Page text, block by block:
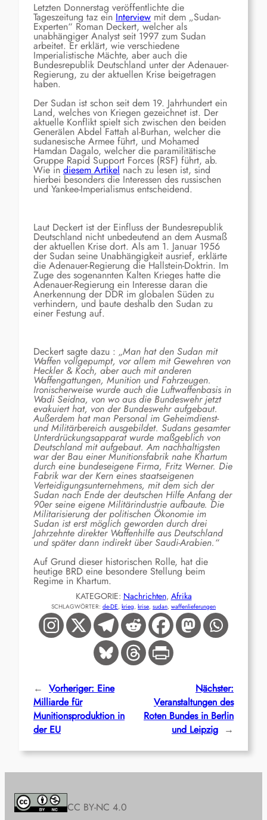
Letzten Donnerstag veröffentlichte die
Tageszeitung taz ein Interview mit dem „Sudan-
Experten“ Roman Deckert, welcher als
unabhängiger Analyst seit 1997 zum Sudan
arbeitet. Er erklärt, wie verschiedene
Imperialistische Mächte, aber auch die
Bundesrepublik Deutschland unter der Adenauer-
Regierung, zu der aktuellen Krise beigetragen
haben.
Der Sudan ist schon seit dem 19. Jahrhundert ein
Land, welches von Kriegen gezeichnet ist. Der
aktuelle Konflikt spielt sich zwischen den beiden
Generälen Abdel Fattah al-Burhan, welcher die
sudanesische Armee führt, und Mohamed
Hamdan Dagalo, welcher die paramilitätische
Gruppe Rapid Support Forces (RSF) führt, ab.
Wie in diesem Artikel nach zu lesen ist, sind
hierbei besonders die Interessen des russischen
und Yankee-Imperialismus entscheidend.
Laut Deckert ist der Einfluss der Bundesrepublik
Deutschland nicht unbedeutend an dem Ausmaß
der aktuellen Krise dort. Als am 1. Januar 1956
der Sudan seine Unabhängigkeit ausrief, erklärte
die Adenauer-Regierung die Hallstein-Doktrin. Im
Zuge des sogenannten Kalten Krieges hatte die
Adenauer-Regierung ein Interesse daran die
Anerkennung der DDR im globalen Süden zu
verhindern, und baute deshalb den Sudan zu
einer Festung auf.
Deckert sagte dazu : „Man hat den Sudan mit
Waffen vollgepumpt, vor allem mit Gewehren von
Heckler & Koch, aber auch mit anderen
Waffengattungen, Munition und Fahrzeugen.
Ironischerweise wurde auch die Luftwaffenbasis in
Wadi Seidna, von wo aus die Bundeswehr jetzt
evakuiert hat, von der Bundeswehr aufgebaut.
Außerdem hat man Personal im Geheimdienst-
und Militärbereich ausgebildet. Sudans gesamter
Unterdrückungsapparat wurde maßgeblich von
Deutschland mit aufgebaut. Am nachhaltigsten
war der Bau einer Munitionsfabrik nahe Khartum
durch eine bundeseigene Firma, Fritz Werner. Die
Fabrik war der Kern eines staatseigenen
Verteidigungsunternehmens, mit dem sich der
Sudan nach Ende der deutschen Hilfe Anfang der
90er seine eigene Militärindustrie aufbaute. Die
Militarisierung der politischen Ökonomie im
Sudan ist erst möglich geworden durch drei
Jahrzehnte direkter Waffenhilfe aus Deutschland
und später dann indirekt über Saudi-Arabien.“
Auf Grund dieser historischen Rolle, hat die
heutige BRD eine besondere Stellung beim
Regime in Khartum.
KATEGORIE: Nachrichten, Afrika
SCHLAGWÖRTER: de-DE, krieg, krise, sudan, waffenlieferungen
← Vorheriger: Eine
Milliarde für
Munitionsproduktion in
der EU
Nächster:
Veranstaltungen des
Roten Bundes in Berlin
und Leipzig →
CC BY-NC 4.0